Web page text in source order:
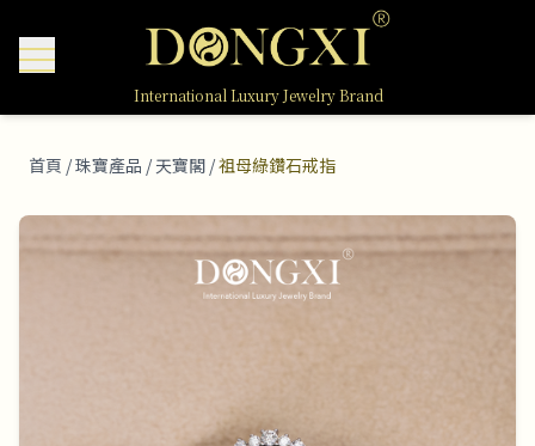
International Luxury Jewelry Brand
首頁 /珠寶產品 /天寶閣 /祖母綠鑽石戒指